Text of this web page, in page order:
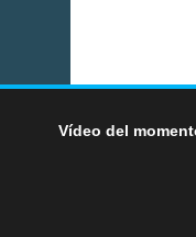
Vídeo del